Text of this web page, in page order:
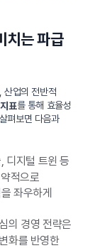
치는 파급
산업의 전반적
표를 통해 효율성
펴보면 다음과
디지털 트윈 등
적으로
좌우하게
의 경영 전략은
화를 반영한